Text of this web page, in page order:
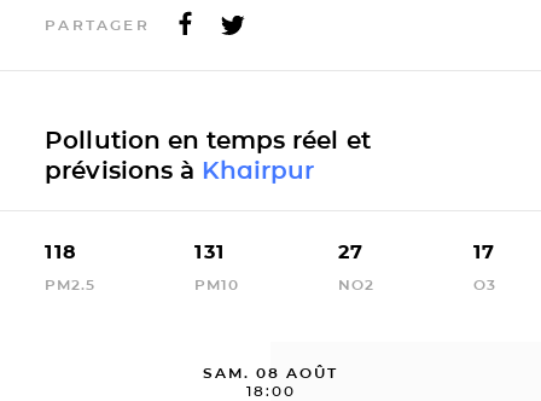
PARTAGER
Pollution en temps réel et
prévisions à Khairpur
118
PM2.5
131
PM10
27
NO2
17
O3
SAM. 08 AOÛT
18:00